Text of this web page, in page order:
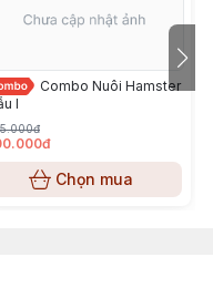
Combo Nuôi Hamster
I
Chọn mua